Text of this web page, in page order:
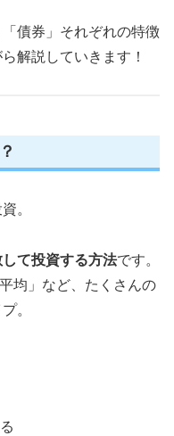
債券」それぞれの特徴
解説していきます！
。
して投資する方法です。
均」など、たくさんの
。